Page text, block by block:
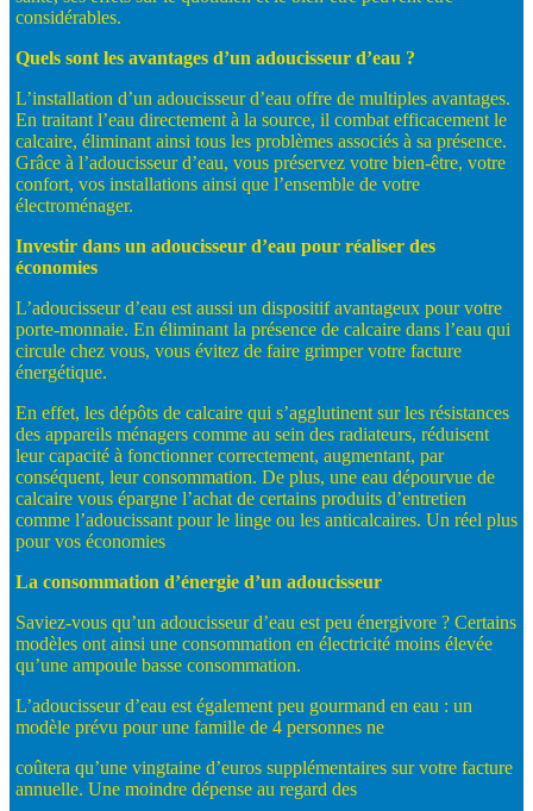
considérables.
Quels sont les avantages d’un adoucisseur d’eau ?
L’installation d’un adoucisseur d’eau offre de multiples avantages.
En traitant l’eau directement à la source, il combat efficacement le
calcaire, éliminant ainsi tous les problèmes associés à sa présence.
Grâce à l’adoucisseur d’eau, vous préservez votre bien-être, votre
confort, vos installations ainsi que l’ensemble de votre
électroménager.
Investir dans un adoucisseur d’eau pour réaliser des
économies
L’adoucisseur d’eau est aussi un dispositif avantageux pour votre
porte-monnaie. En éliminant la présence de calcaire dans l’eau qui
circule chez vous, vous évitez de faire grimper votre facture
énergétique.
En effet, les dépôts de calcaire qui s’agglutinent sur les résistances
des appareils ménagers comme au sein des radiateurs, réduisent
leur capacité à fonctionner correctement, augmentant, par
conséquent, leur consommation. De plus, une eau dépourvue de
calcaire vous épargne l’achat de certains produits d’entretien
comme l’adoucissant pour le linge ou les anticalcaires. Un réel plus
pour vos économies
La consommation d’énergie d’un adoucisseur
Saviez-vous qu’un adoucisseur d’eau est peu énergivore ? Certains
modèles ont ainsi une consommation en électricité moins élevée
qu’une ampoule basse consommation.
L’adoucisseur d’eau est également peu gourmand en eau : un
modèle prévu pour une famille de 4 personnes ne
coûtera qu’une vingtaine d’euros supplémentaires sur votre facture
annuelle. Une moindre dépense au regard des